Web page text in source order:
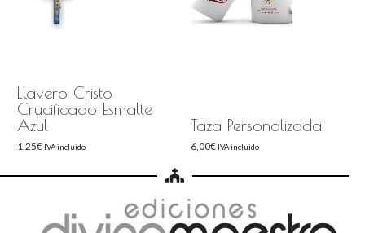
Llavero Cristo
Crucificado Esmalte
Azul
1,25€ IVA incluido
Taza Personalizada
6,00€ IVA incluido